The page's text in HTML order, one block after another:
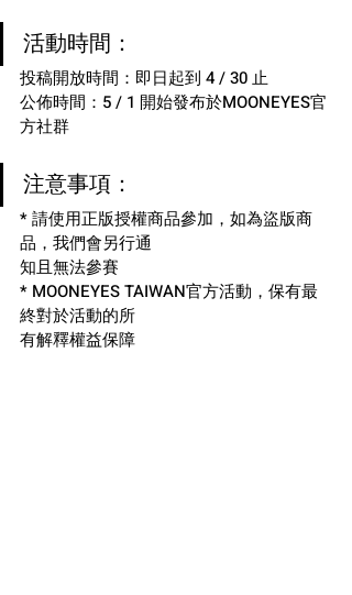
活動時間：
投稿開放時間：即日起到 4 / 30 止
公佈時間：5 / 1 開始發布於MOONEYES官
方社群
注意事項：
* 請使用正版授權商品參加，如為盜版商
品，我們會另行通
知且無法參賽
* MOONEYES TAIWAN官方活動，保有最
終對於活動的所
有解釋權益保障